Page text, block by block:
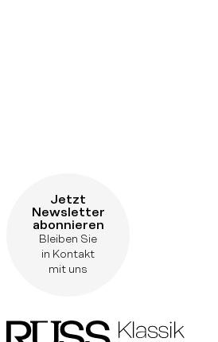
Jetzt
Newsletter
abonnieren
Bleiben Sie
in Kontakt
mit uns